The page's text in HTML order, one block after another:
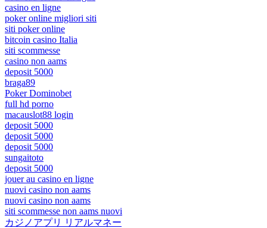
casino en ligne
poker online migliori siti
siti poker online
bitcoin casino Italia
siti scommesse
casino non aams
deposit 5000
braga89
Poker Dominobet
full hd porno
macauslot88 login
deposit 5000
deposit 5000
deposit 5000
sungaitoto
deposit 5000
jouer au casino en ligne
nuovi casino non aams
nuovi casino non aams
siti scommesse non aams nuovi
カジノアプリ リアルマネー